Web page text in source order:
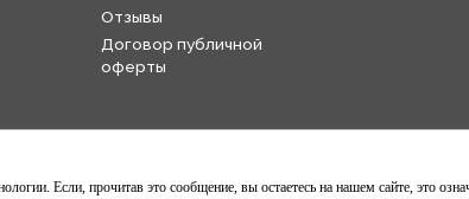
Отзывы
Договор публичной
оферты
Если, прочитав это сообщение, вы остаетесь на нашем сайте, это